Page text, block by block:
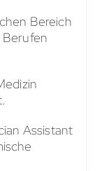
Bereich
Berufen
Assistant